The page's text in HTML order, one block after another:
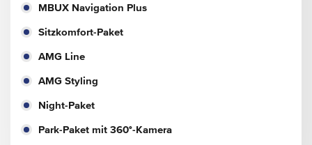
MBUX Navigation Plus
Sitzkomfort-Paket
AMG Line
AMG Styling
Night-Paket
Park-Paket mit 360°-Kamera